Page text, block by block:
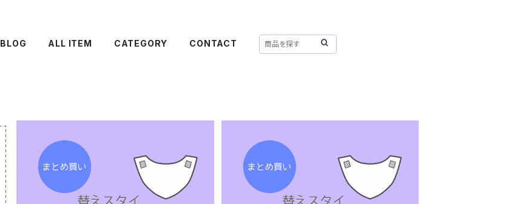
BLOG ALL ITEM CATEGORY CONTACT